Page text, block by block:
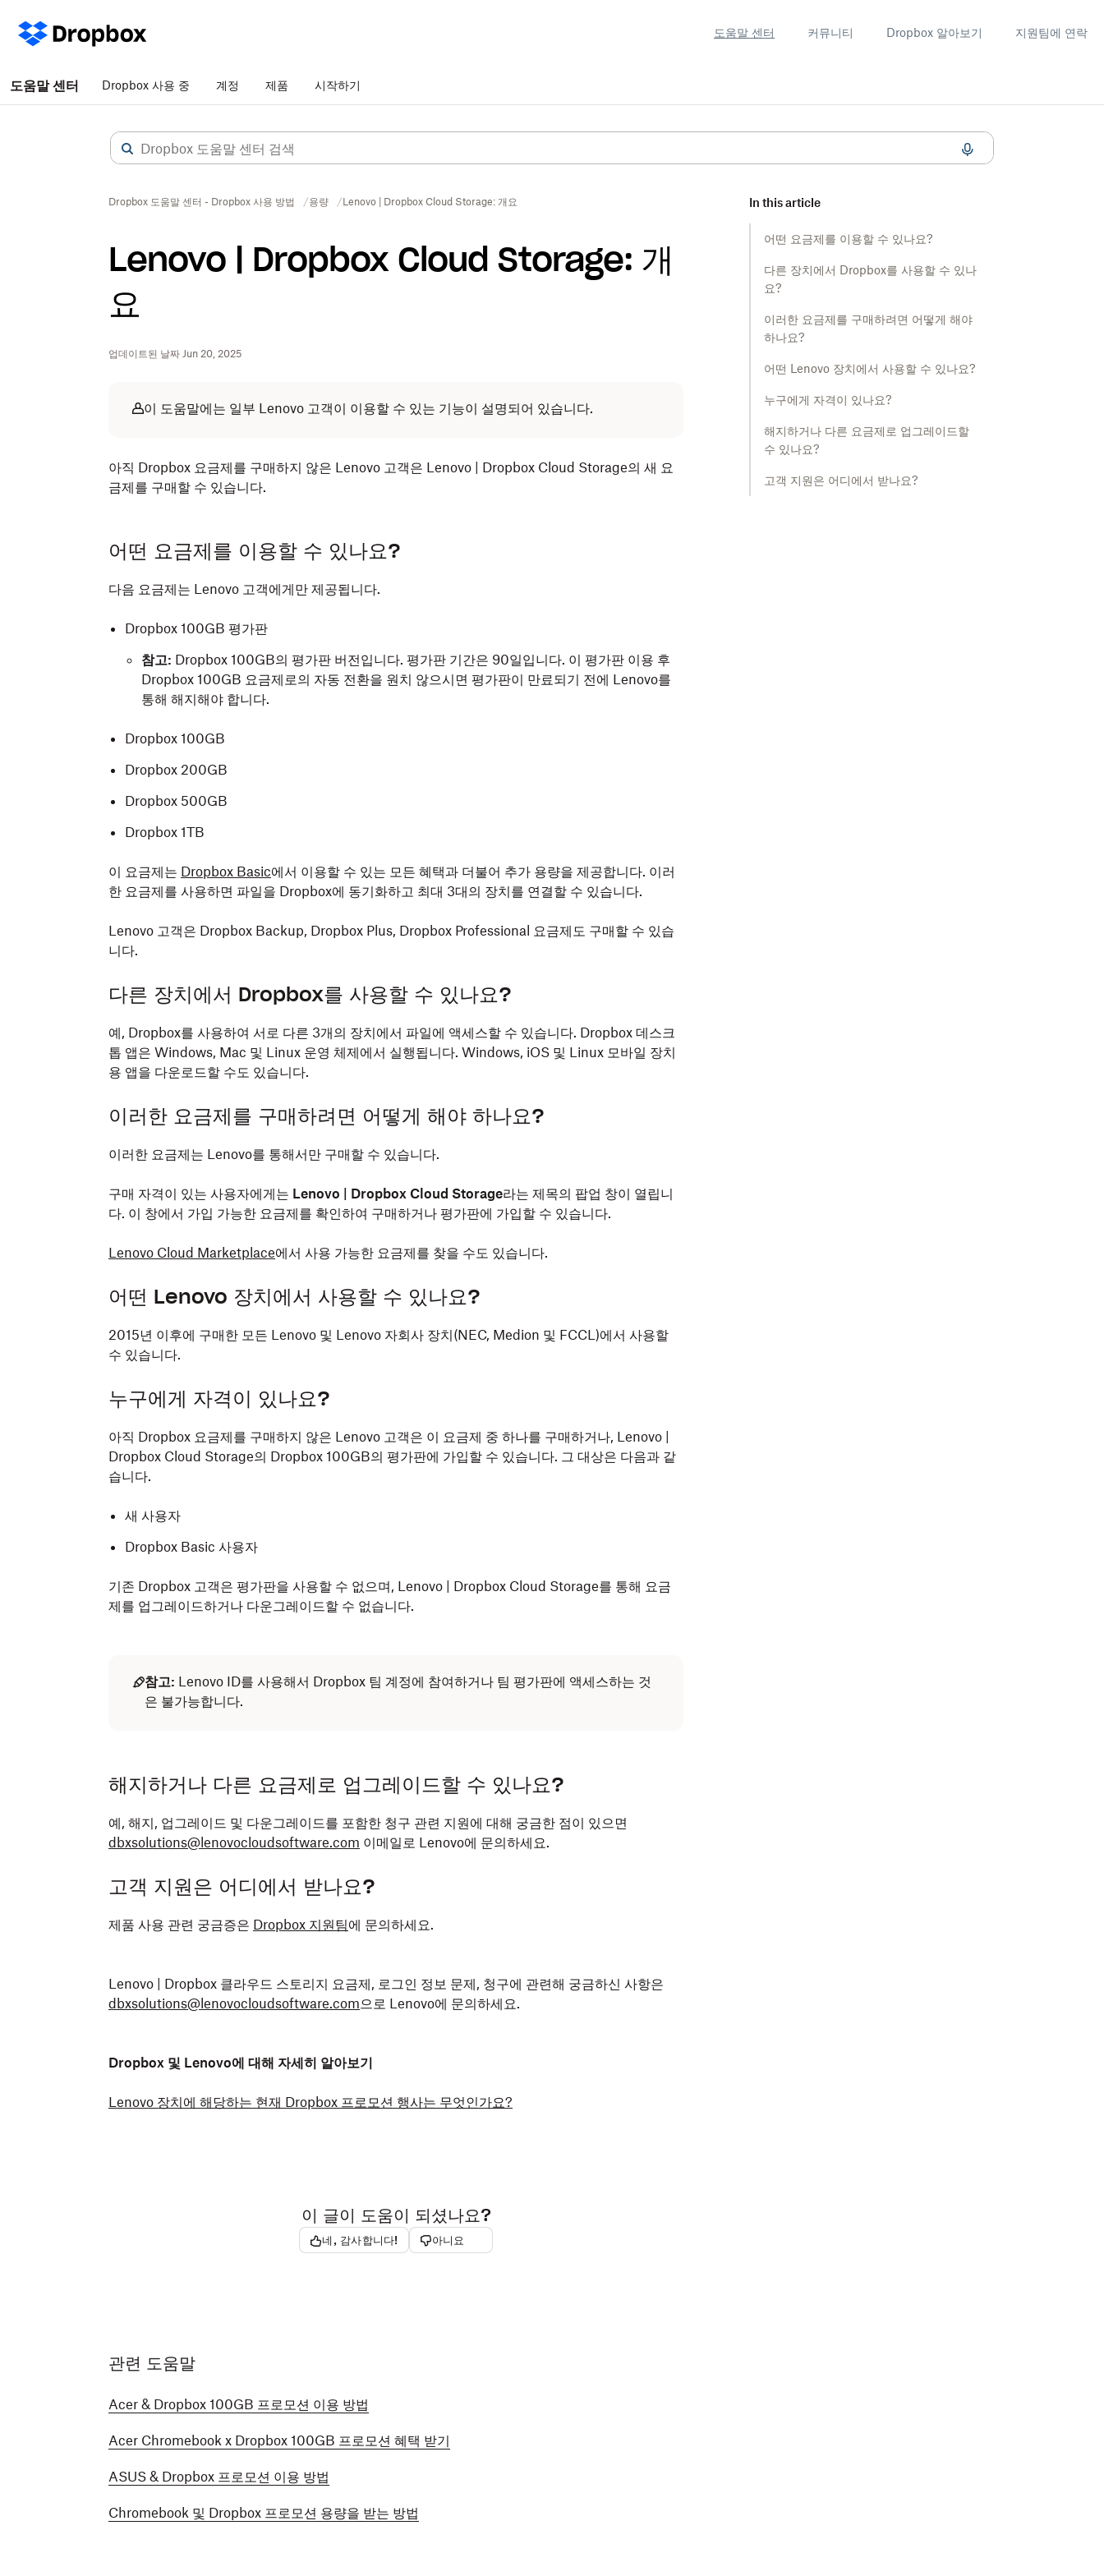
도움말 센터 커뮤니티 Dropbox 알아보기 지원팀에 연락
도움말 센터 Dropbox 사용 중 계정 제품 시작하기
Dropbox 도움말 센터 - Dropbox 사용 방법 용량 Lenovo | Dropbox Cloud Storage: 개요
Lenovo | Dropbox Cloud Storage: 개
요
업데이트된 날짜 Jun 20, 2025
In this article
어떤 요금제를 이용할 수 있나요?
다른 장치에서 Dropbox를 사용할 수 있나
요?
이러한 요금제를 구매하려면 어떻게 해야
하나요?
어떤 Lenovo 장치에서 사용할 수 있나요?
누구에게 자격이 있나요?
해지하거나 다른 요금제로 업그레이드할
수 있나요?
고객 지원은 어디에서 받나요?
이 도움말에는 일부 Lenovo 고객이 이용할 수 있는 기능이 설명되어 있습니다.
아직 Dropbox 요금제를 구매하지 않은 Lenovo 고객은 Lenovo | Dropbox Cloud Storage의 새 요
금제를 구매할 수 있습니다.
어떤 요금제를 이용할 수 있나요?
다음 요금제는 Lenovo 고객에게만 제공됩니다.
Dropbox 100GB 평가판
참고: Dropbox 100GB의 평가판 버전입니다. 평가판 기간은 90일입니다. 이 평가판 이용 후
Dropbox 100GB 요금제로의 자동 전환을 원치 않으시면 평가판이 만료되기 전에 Lenovo를
통해 해지해야 합니다.
Dropbox 100GB
Dropbox 200GB
Dropbox 500GB
Dropbox 1TB
이 요금제는 Dropbox Basic에서 이용할 수 있는 모든 혜택과 더불어 추가 용량을 제공합니다. 이러
한 요금제를 사용하면 파일을 Dropbox에 동기화하고 최대 3대의 장치를 연결할 수 있습니다.
Lenovo 고객은 Dropbox Backup, Dropbox Plus, Dropbox Professional 요금제도 구매할 수 있습
니다.
다른 장치에서 Dropbox를 사용할 수 있나요?
예, Dropbox를 사용하여 서로 다른 3개의 장치에서 파일에 액세스할 수 있습니다. Dropbox 데스크
톱 앱은 Windows, Mac 및 Linux 운영 체제에서 실행됩니다. Windows, iOS 및 Linux 모바일 장치
용 앱을 다운로드할 수도 있습니다.
이러한 요금제를 구매하려면 어떻게 해야 하나요?
이러한 요금제는 Lenovo를 통해서만 구매할 수 있습니다.
구매 자격이 있는 사용자에게는 Lenovo | Dropbox Cloud Storage라는 제목의 팝업 창이 열립니
다. 이 창에서 가입 가능한 요금제를 확인하여 구매하거나 평가판에 가입할 수 있습니다.
Lenovo Cloud Marketplace에서 사용 가능한 요금제를 찾을 수도 있습니다.
어떤 Lenovo 장치에서 사용할 수 있나요?
2015년 이후에 구매한 모든 Lenovo 및 Lenovo 자회사 장치(NEC, Medion 및 FCCL)에서 사용할
수 있습니다.
누구에게 자격이 있나요?
아직 Dropbox 요금제를 구매하지 않은 Lenovo 고객은 이 요금제 중 하나를 구매하거나, Lenovo |
Dropbox Cloud Storage의 Dropbox 100GB의 평가판에 가입할 수 있습니다. 그 대상은 다음과 같
습니다.
새 사용자
Dropbox Basic 사용자
기존 Dropbox 고객은 평가판을 사용할 수 없으며, Lenovo | Dropbox Cloud Storage를 통해 요금
제를 업그레이드하거나 다운그레이드할 수 없습니다.
참고: Lenovo ID를 사용해서 Dropbox 팀 계정에 참여하거나 팀 평가판에 액세스하는 것
은 불가능합니다.
해지하거나 다른 요금제로 업그레이드할 수 있나요?
예, 해지, 업그레이드 및 다운그레이드를 포함한 청구 관련 지원에 대해 궁금한 점이 있으면
dbxsolutions@lenovocloudsoftware.com 이메일로 Lenovo에 문의하세요.
고객 지원은 어디에서 받나요?
제품 사용 관련 궁금증은 Dropbox 지원팀에 문의하세요.
Lenovo | Dropbox 클라우드 스토리지 요금제, 로그인 정보 문제, 청구에 관련해 궁금하신 사항은
dbxsolutions@lenovocloudsoftware.com으로 Lenovo에 문의하세요.
Dropbox 및 Lenovo에 대해 자세히 알아보기
Lenovo 장치에 해당하는 현재 Dropbox 프로모션 행사는 무엇인가요?
이 글이 도움이 되셨나요?
네, 감사합니다! 아니요
관련 도움말
Acer & Dropbox 100GB 프로모션 이용 방법
Acer Chromebook x Dropbox 100GB 프로모션 혜택 받기
ASUS & Dropbox 프로모션 이용 방법
Chromebook 및 Dropbox 프로모션 용량을 받는 방법